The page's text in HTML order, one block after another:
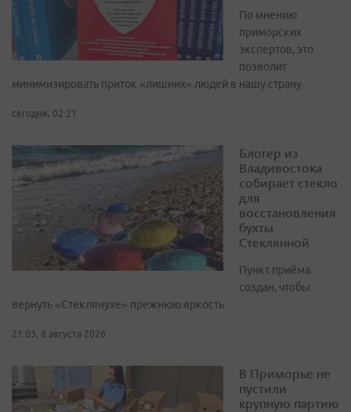
По мнению
приморских
экспертов, это
позволит
минимизировать приток «лишних» людей в нашу страну
сегодня, 02:21
Блогер из
Владивостока
собирает стекло
для
восстановления
бухты
Стеклянной
Пункт приёма
создан, чтобы
вернуть «Стеклянухе» прежнюю яркость
21:03, 8 августа 2026
В Приморье не
пустили
крупную партию